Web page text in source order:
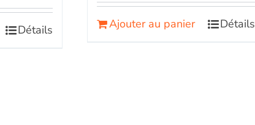
Détails Ajouter au panier Détails